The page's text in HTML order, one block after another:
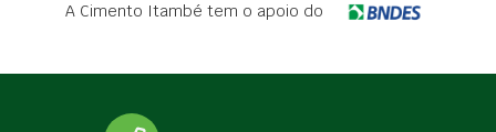
A Cimento Itambé tem o apoio do